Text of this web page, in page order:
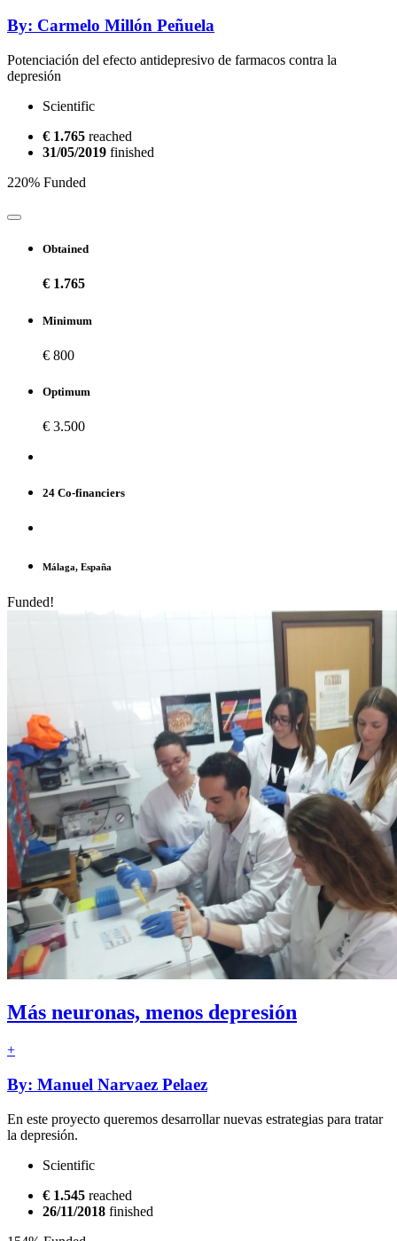
By: Carmelo Millón Peñuela
Potenciación del efecto antidepresivo de farmacos contra la
depresión
Scientific
€ 1.765 reached
31/05/2019 finished
220% Funded
Obtained
€ 1.765
Minimum
€ 800
Optimum
€ 3.500
24 Co-financiers
Málaga, España
Funded!
Más neuronas, menos depresión
+
By: Manuel Narvaez Pelaez
En este proyecto queremos desarrollar nuevas estrategias para tratar
la depresión.
Scientific
€ 1.545 reached
26/11/2018 finished